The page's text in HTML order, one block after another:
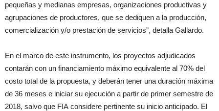
pequeñas y medianas empresas, organizaciones productivas y
agrupaciones de productores, que se dediquen a la producción,
comercialización y/o prestación de servicios”, detalla Gallardo.
En el marco de este instrumento, los proyectos adjudicados
contarán con un financiamiento máximo equivalente al 70% del
costo total de la propuesta, y deberán tener una duración máxima
de 36 meses e iniciar su ejecución a partir de primer semestre de
2018, salvo que FIA considere pertinente su inicio anticipado. El